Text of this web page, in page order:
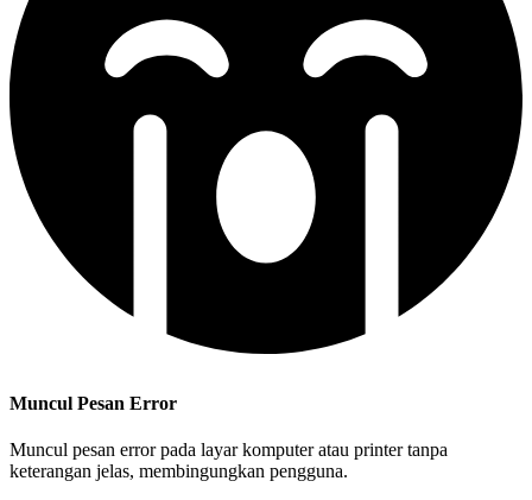
Muncul Pesan Error
Muncul pesan error pada layar komputer atau printer tanpa
keterangan jelas, membingungkan pengguna.